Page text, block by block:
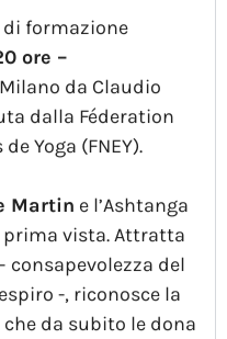
di formazione
ore –
da Claudio
dalla Féderation
Yoga (FNEY).
Martin e l’Ashtanga
prima vista. Attratta
del
-, riconosce la
da subito le dona